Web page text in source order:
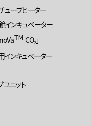
ューブヒーター
インキュベーター
ＴＭ-CO₂」
インキュベーター
ユニット